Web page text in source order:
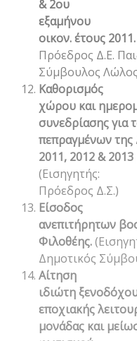
& 2ου
εξαμήνου
οικον. έτους 2011.
Πρόεδρος Δ.Ε.
Σύμβουλος
Καθορισμός
χώρου και
συνεδρίασης για
πεπραγμένων
2011, 2012 &
(Εισηγητής:
Πρόεδρος Δ.Σ.)
Είσοδος
ανεπιτήρητων
Φιλοθέης.
Δημοτικός
Αίτηση
ιδιώτη
εποχιακής
μονάδας και